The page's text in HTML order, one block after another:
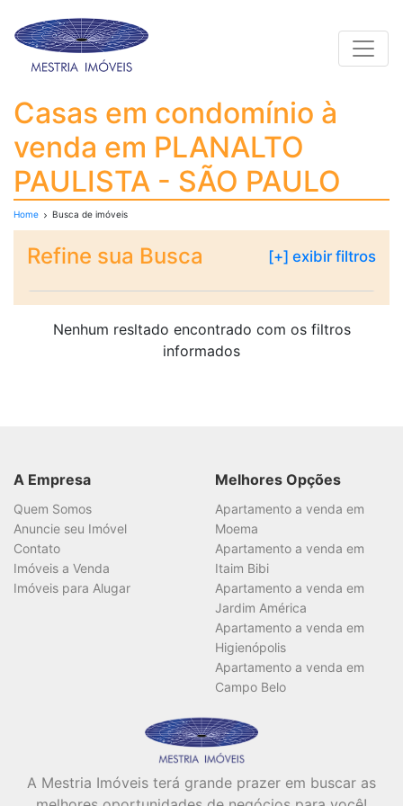
Casas em condomínio
Casas em condomínio à
venda em PLANALTO
PAULISTA - SÃO PAULO
Home Busca de imóveis
Nenhum resltado encontrado com os filtros
informados
Refine sua Busca [+] exibir filtros
Valor
A Empresa
Quem Somos
Anuncie seu Imóvel
Contato
Imóveis a Venda
Imóveis para Alugar
Melhores Opções
Apartamento a venda em
Moema
Apartamento a venda em
Itaim Bibi
Apartamento a venda em
Jardim América
Apartamento a venda em
Higienópolis
Apartamento a venda em
Campo Belo
A Mestria Imóveis terá grande prazer em buscar as